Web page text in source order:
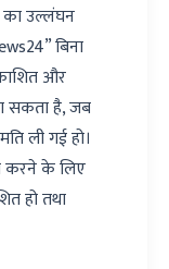
का उल्लंघन
बिना
और
सकता है, जब
ली गई हो।
करने के लिए
हो तथा